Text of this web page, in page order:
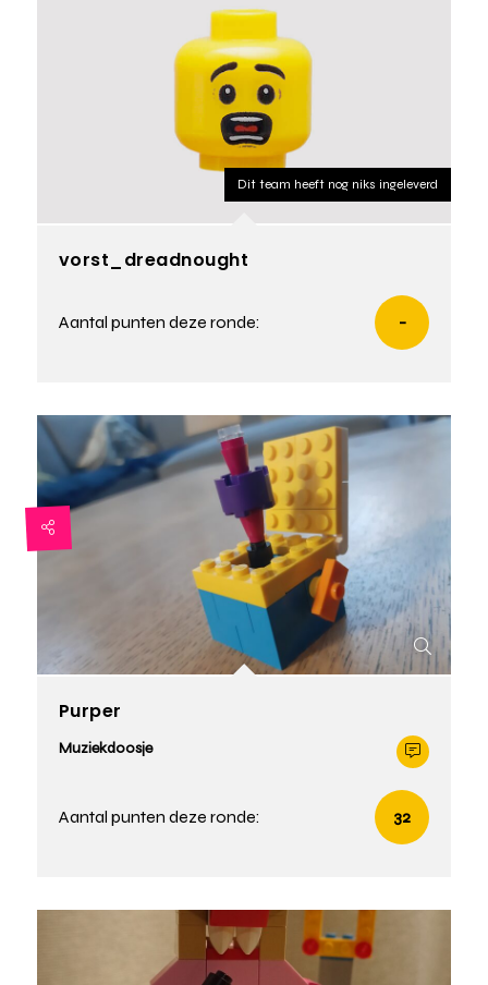
Dit team heeft nog niks ingeleverd
vorst_dreadnought
Aantal punten deze ronde: -
Purper
Muziekdoosje
Aantal punten deze ronde: 32